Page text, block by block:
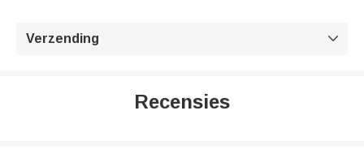
Verzending 
Recensies